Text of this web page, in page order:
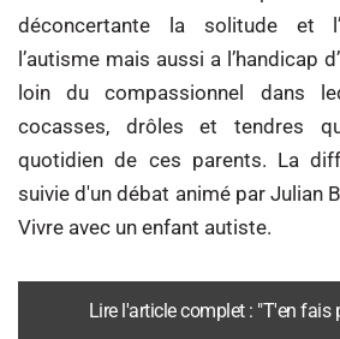
déconcertante la solitude et
l’autisme mais aussi a l’handicap
loin du compassionnel dans
cocasses, drôles et tendres
quotidien de ces parents. La
suivie d'un débat animé par Julian
Vivre avec un enfant autiste.
Lire l'article complet : "T'en fais